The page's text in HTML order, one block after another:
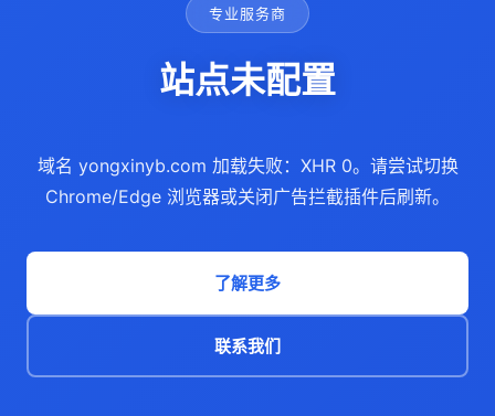
专业服务商
站点未配置
域名 yongxinyb.com 加载失败：XHR 0。请尝试切换
Chrome/Edge 浏览器或关闭广告拦截插件后刷新。
了解更多
联系我们